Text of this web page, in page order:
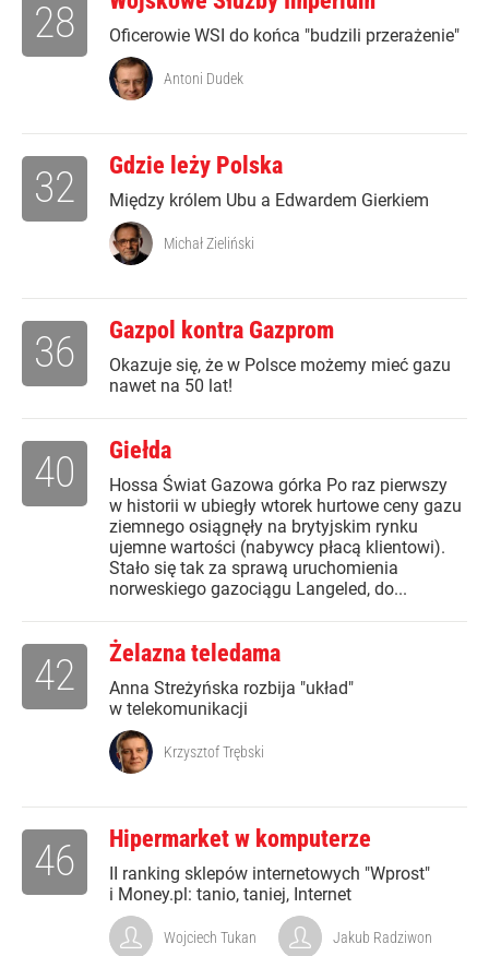
Oficerowie WSI do końca "budzili przerażenie"
28
Antoni Dudek
Gdzie leży Polska
Między królem Ubu a Edwardem Gierkiem
32
Michał Zieliński
Gazpol kontra Gazprom
Okazuje się, że w Polsce możemy mieć gazu
nawet na 50 lat!
36
Giełda
Hossa Świat Gazowa górka Po raz pierwszy
w historii w ubiegły wtorek hurtowe ceny gazu
ziemnego osiągnęły na brytyjskim rynku
ujemne wartości (nabywcy płacą klientowi).
Stało się tak za sprawą uruchomienia
norweskiego gazociągu Langeled, do...
40
Żelazna teledama
Anna Streżyńska rozbija "układ"
w telekomunikacji
42
Krzysztof Trębski
Hipermarket w komputerze
II ranking sklepów internetowych "Wprost"
i Money.pl: tanio, taniej, Internet
46
Wojciech Tukan Jakub Radziwon